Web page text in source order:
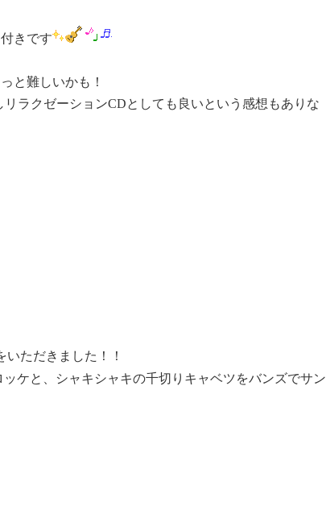
付きです
と難しいかも！
ラクゼーションCDとしても良いという感想もありな
いただきました！！
ケと、シャキシャキの千切りキャベツをバンズでサン